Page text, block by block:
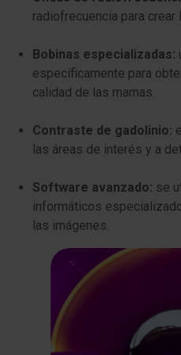
radiofrecuencia para crear
Bobinas especializadas:
específicamente para
calidad de las mamas.
Contraste de gadolinio:
las áreas de interés y a
Software avanzado: se
informáticos
las imágenes.